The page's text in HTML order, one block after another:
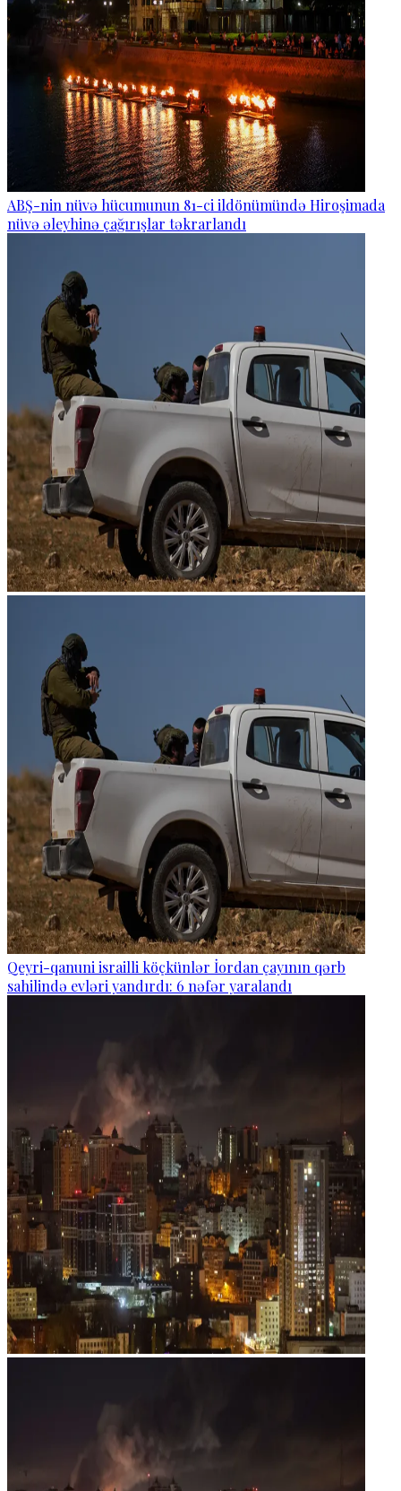
ABŞ-nin nüvə hücumunun 81-ci ildönümündə Hiroşimada
nüvə əleyhinə çağırışlar təkrarlandı
Qeyri-qanuni israilli köçkünlər İordan çayının qərb
sahilində evləri yandırdı: 6 nəfər yaralandı